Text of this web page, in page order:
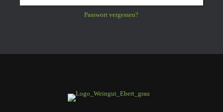
Passwort vergessen?